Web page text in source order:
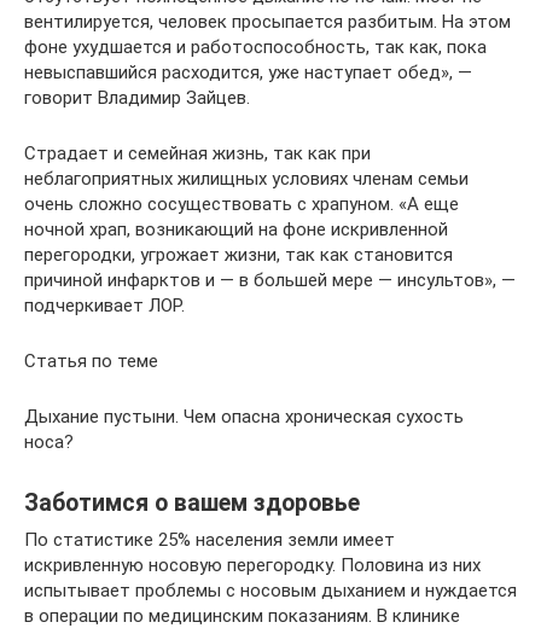
вентилируется, человек просыпается разбитым. На этом
фоне ухудшается и работоспособность, так как, пока
невыспавшийся расходится, уже наступает обед», —
говорит Владимир Зайцев.
Страдает и семейная жизнь, так как при
неблагоприятных жилищных условиях членам семьи
очень сложно сосуществовать с храпуном. «А еще
ночной храп, возникающий на фоне искривленной
перегородки, угрожает жизни, так как становится
причиной инфарктов и — в большей мере — инсультов», —
подчеркивает ЛОР.
Статья по теме
Дыхание пустыни. Чем опасна хроническая сухость
носа?
Заботимся о вашем здоровье
По статистике 25% населения земли имеет
искривленную носовую перегородку. Половина из них
испытывает проблемы с носовым дыханием и нуждается
в операции по медицинским показаниям. В клинике